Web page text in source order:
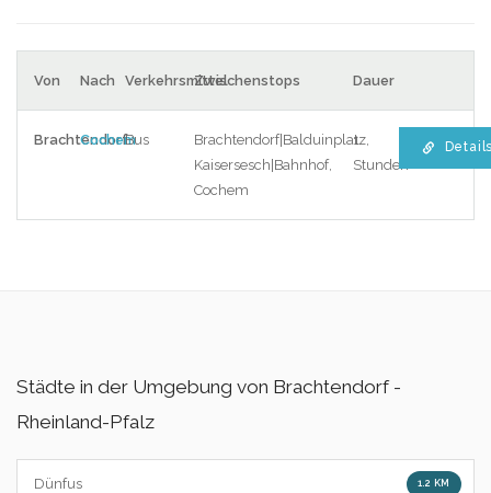
Von Nach VerkehrsmittelZwischenstops Dauer
Brachtendorf
CochemBus
Brachtendorf|Balduinplatz,
Kaisersesch|Bahnhof,
Cochem
1
Stunden
Städte in der Umgebung von Brachtendorf -
Rheinland-Pfalz
Dünfus 1.2 KM